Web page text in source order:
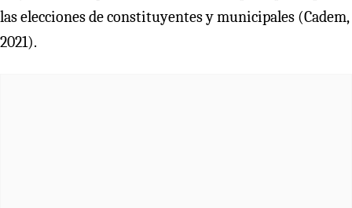
las elecciones de constituyentes y municipales (Cadem,
2021).